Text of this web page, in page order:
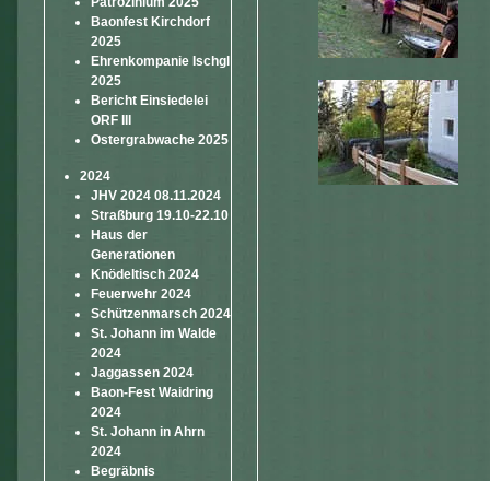
Baonfest Kirchdorf
2025
Ehrenkompanie Ischgl
2025
Bericht Einsiedelei
ORF III
Ostergrabwache 2025
2024
JHV 2024 08.11.2024
Straßburg 19.10-22.10
Haus der
Generationen
Knödeltisch 2024
Feuerwehr 2024
Schützenmarsch 2024
St. Johann im Walde
2024
Jaggassen 2024
Baon-Fest Waidring
2024
St. Johann in Ahrn
2024
Begräbnis